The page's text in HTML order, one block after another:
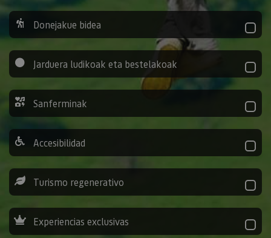
Donejakue bidea
Jarduera ludikoak eta bestelakoak
Sanferminak
Accesibilidad
Turismo regenerativo
Experiencias exclusivas